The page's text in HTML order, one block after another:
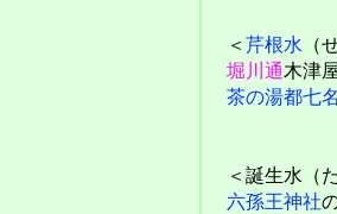
＜ 芹根水 （
堀川通木津
茶の湯都七
＜誕生水（
六孫王神社